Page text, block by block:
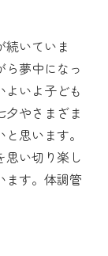
いていま
夢中になっ
よいよ子ども
やさまざま
思います。
思い切り楽し
ます。体調管